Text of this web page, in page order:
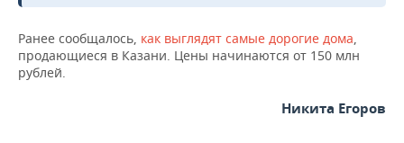
Ранее сообщалось, как выглядят самые дорогие дома,
продающиеся в Казани. Цены начинаются от 150 млн
рублей.
Никита Егоров